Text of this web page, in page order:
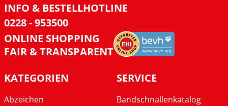
INFO & BESTELLHOTLINE
0228 - 953500
ONLINE SHOPPING
FAIR & TRANSPARENT
KATEGORIEN
Abzeichen
SERVICE
Bandschnallenkatalog